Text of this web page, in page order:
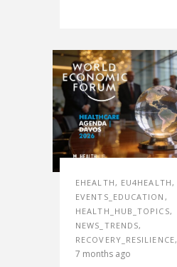
EHEALTH, EU4HEALTH,
EVENTS_EDUCATION ,
HEALTH_HUB_TOPICS,
NEWS_TRENDS,
RECOVERY_RESILIENCE,
7 months ago